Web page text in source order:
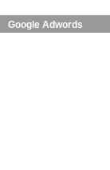
Google Adwords